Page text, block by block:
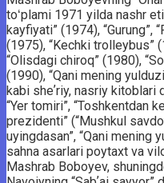
toʻplami 1971 yilda nashr
kayfiyati” (1974), “Gurung”,
(1975), “Kechki trolleybus”
“Olisdagi chiroq” (1980),
(1990), “Qani mening
kabi sheʼriy, nasriy kitoblari
“Yer tomiri”, “Toshkentdan
prezidenti” (“Mushkul
uyingdasan”, “Qani mening
sahna asarlari poytaxt va
Mashrab Boboyev,